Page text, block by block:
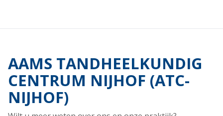
AAMS TANDHEELKUNDIG
CENTRUM NIJHOF (ATC-
NIJHOF)